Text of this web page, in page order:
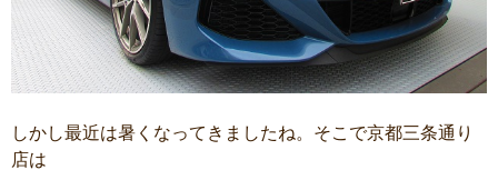
しかし最近は暑くなってきましたね。そこで京都三条通り
店は